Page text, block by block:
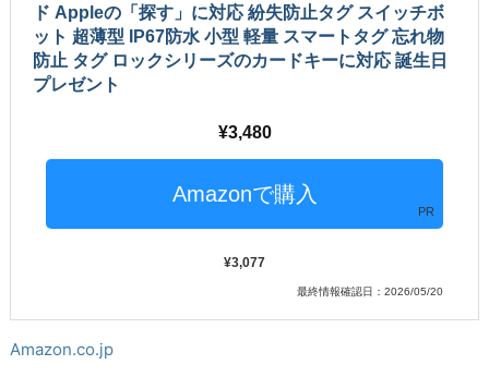
ド Appleの「探す」に対応 紛失防止タグ スイッチボ
ット 超薄型 IP67防水 小型 軽量 スマートタグ 忘れ物
防止 タグ ロックシリーズのカードキーに対応 誕生日
プレゼント
3,480
PR
3,077
最終情報確認日：2026/05/20
Amazon.co.jp